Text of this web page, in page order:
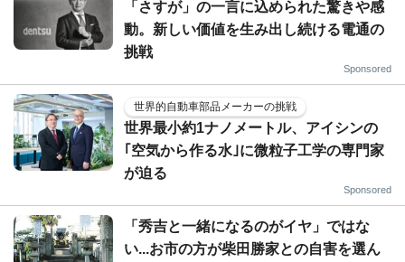
「さすが」の一言に込められた驚きや感
動。新しい価値を生み出し続ける電通の
挑戦
Sponsored
世界的自動車部品メーカーの挑戦
世界最小約1ナノメートル、アイシンの
｢空気から作る水｣に微粒子工学の専門家
が迫る
Sponsored
「秀吉と一緒になるのがイヤ」ではな
い...お市の方が柴田勝家との自害を選ん